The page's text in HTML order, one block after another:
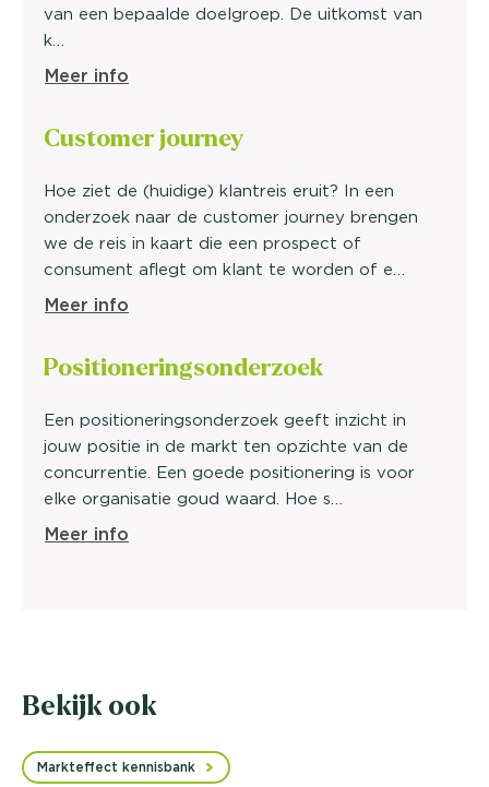
van een bepaalde doelgroep. De uitkomst van
k…
Meer info
Customerjourney
Hoe ziet de (huidige) klantreis eruit? In een
onderzoek naar de customer journey brengen
we de reis in kaart die een prospect of
consument aflegt om klant te worden of e…
Meer info
Positioneringsonderzoek
Een positioneringsonderzoek geeft inzicht in
jouw positie in de markt ten opzichte van de
concurrentie. Een goede positionering is voor
elke organisatie goud waard. Hoe s…
Meer info
Bekijk ook
Markteffect kennisbank